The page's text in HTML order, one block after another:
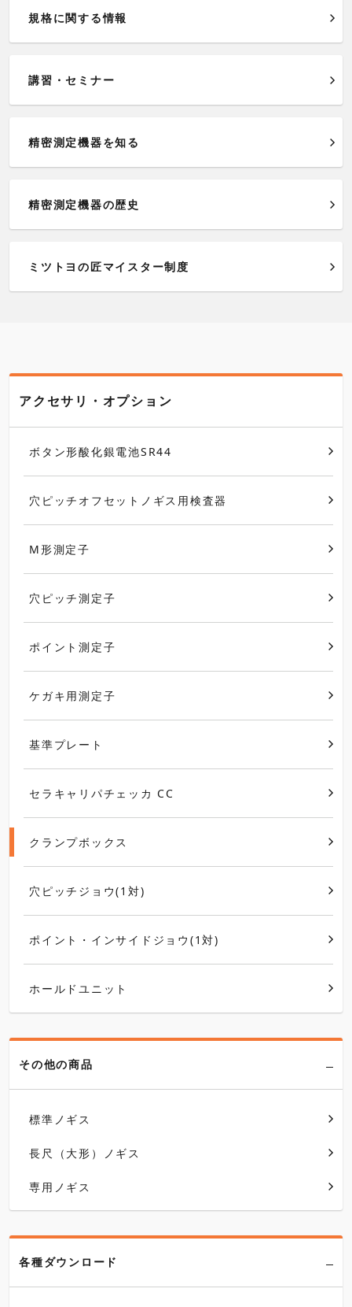
規格に関する情報
講習・セミナー
精密測定機器を知る
精密測定機器の歴史
ミツトヨの匠マイスター制度
アクセサリ・オプション
ボタン形酸化銀電池SR44
穴ピッチオフセットノギス用検査器
M形測定子
穴ピッチ測定子
ポイント測定子
ケガキ用測定子
基準プレート
セラキャリパチェッカ CC
クランプボックス
穴ピッチジョウ(1対)
ポイント・インサイドジョウ(1対)
ホールドユニット
その他の商品
標準ノギス
長尺（大形）ノギス
専用ノギス
各種ダウンロード